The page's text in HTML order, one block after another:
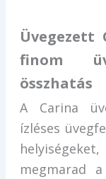
Üvegezett
finom
összhatás
A Carina
ízléses
megmarad